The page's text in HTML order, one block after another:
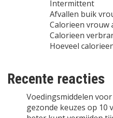
Intermittent
Afvallen buik
Calorieen vrouw
Calorieen
Hoeveel
Recente reacties
Voedingsmiddelen
gezonde keuzes op 10